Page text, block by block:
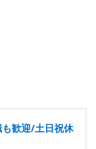
歓迎/土日祝休